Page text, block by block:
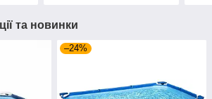
та новинки
–24%